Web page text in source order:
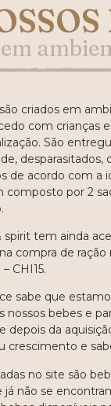
criados em
com crianças
São
de acordo com a
por 2
spirit tem ainda
compra de
CHI15.
sabe que
nossos bebes e
depois da
crescimento e
no site são
já não se